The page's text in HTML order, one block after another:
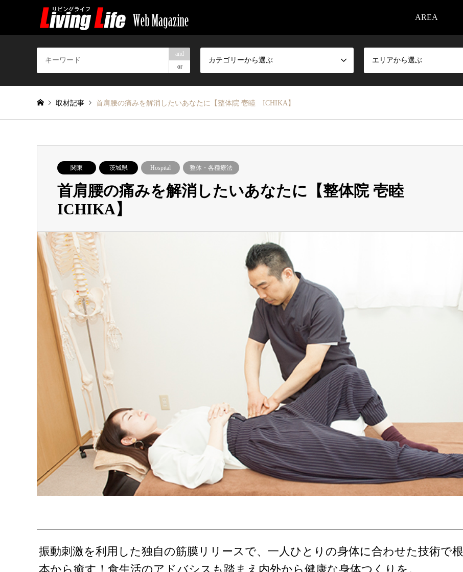
AREA
and
or
カテゴリーから選ぶ エリアから選ぶ
取材記事 首肩腰の痛みを解消したいあなたに【整体院 壱睦 ICHIKA】
関東 茨城県 Hospital 整体・各種療法
首肩腰の痛みを解消したいあなたに【整体院 壱睦
ICHIKA】
振動刺激を利用した独自の筋膜リリースで、一人ひとりの身体に合わせた技術で根
本から癒す！食生活のアドバシスも踏まえ内外から健康な身体つくりを。